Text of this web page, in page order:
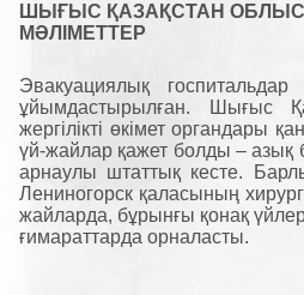
ШЫҒЫС ҚАЗАҚСТАН
МӘЛІМЕТТЕР
Эвакуациялық
ұйымдастырылған. Шығыс
жергілікті өкімет органдары
үй-жайлар қажет болды – азық
арнаулы штаттық кесте.
Лениногорск қаласының
жайларда, бұрынғы қонақ
ғимараттарда орналасты.